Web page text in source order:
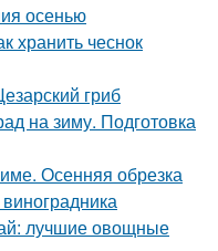
осенью
хранить чеснок
гриб
на зиму. Подготовка
Осенняя обрезка
лучшие овощные